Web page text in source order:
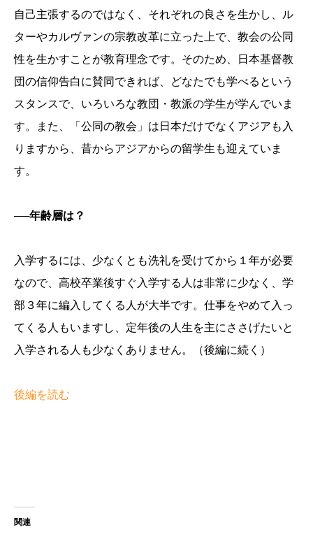
自己主張するのではなく、それぞれの良さを生かし、ル
ターやカルヴァンの宗教改革に立った上で、教会の公同
性を生かすことが教育理念です。そのため、日本基督教
団の信仰告白に賛同できれば、どなたでも学べるという
スタンスで、いろいろな教団・教派の学生が学んでいま
す。また、「公同の教会」は日本だけでなくアジアも入
りますから、昔からアジアからの留学生も迎えていま
す。
──年齢層は？
入学するには、少なくとも洗礼を受けてから１年が必要
なので、高校卒業後すぐ入学する人は非常に少なく、学
部３年に編入してくる人が大半です。仕事をやめて入っ
てくる人もいますし、定年後の人生を主にささげたいと
入学される人も少なくありません。（後編に続く）
後編を読む
関連